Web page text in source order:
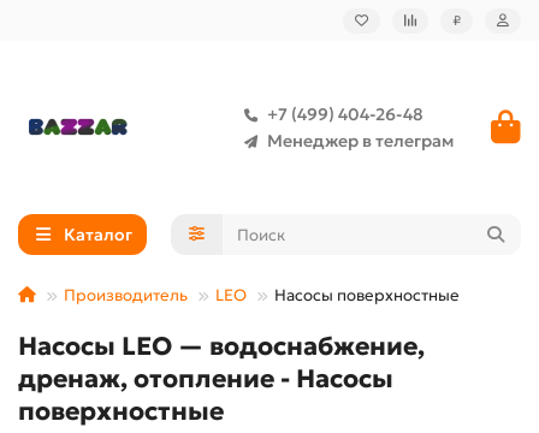
₽
+7 (499) 404-26-48
Менеджер в телеграм
Каталог
Производитель LEO Насосы поверхностные
Насосы LEO — водоснабжение,
дренаж, отопление - Насосы
поверхностные